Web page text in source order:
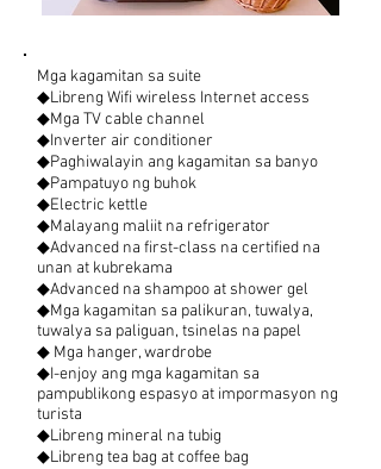
Mga kagamitan sa suite
◆Libreng Wifi wireless Internet access
◆Mga TV cable channel
◆Inverter air conditioner
◆Paghiwalayin ang kagamitan sa banyo
◆Pampatuyo ng buhok
◆Electric kettle
◆Malayang maliit na refrigerator
◆Advanced na first-class na certified na
unan at kubrekama
◆Advanced na shampoo at shower gel
◆Mga kagamitan sa palikuran, tuwalya,
tuwalya sa paliguan, tsinelas na papel
◆ Mga hanger, wardrobe
◆I-enjoy ang mga kagamitan sa
pampublikong espasyo at impormasyon ng
turista
◆Libreng mineral na tubig
◆Libreng tea bag at coffee bag